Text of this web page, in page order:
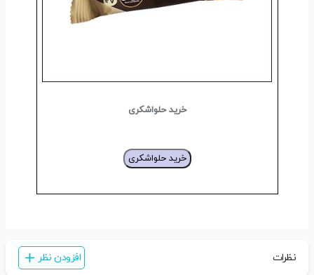
خرید حلواشکری
خرید حلواشکری
نظرات افزودن نظر